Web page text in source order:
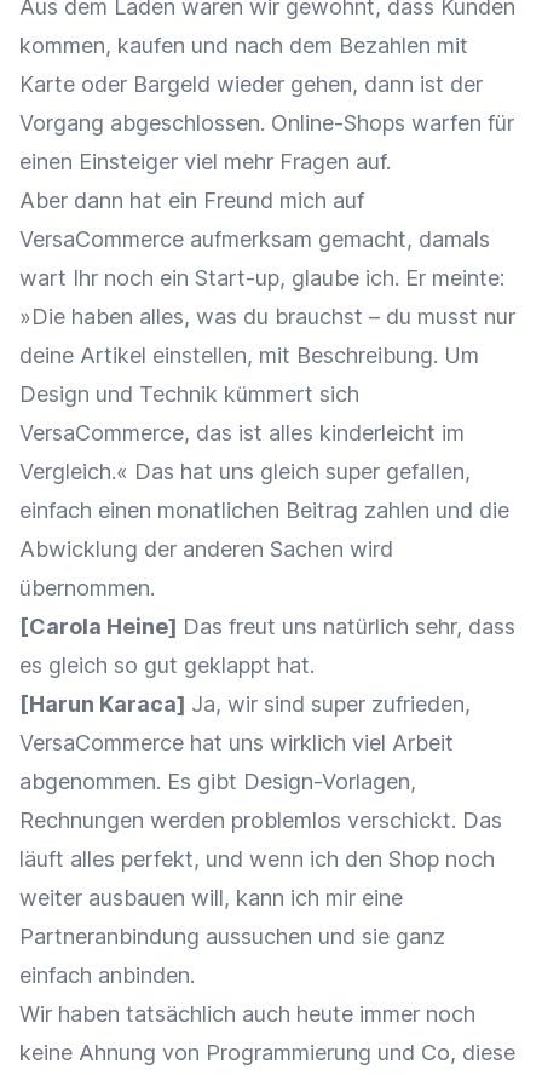
Aus dem Laden waren wir gewohnt, dass Kunden
kommen, kaufen und nach dem Bezahlen mit
Karte oder Bargeld wieder gehen, dann ist der
Vorgang abgeschlossen. Online-Shops warfen für
einen Einsteiger viel mehr Fragen auf.
Aber dann hat ein Freund mich auf
VersaCommerce aufmerksam gemacht, damals
wart Ihr noch ein Start-up, glaube ich. Er meinte:
»Die haben alles, was du brauchst – du musst nur
deine Artikel einstellen, mit Beschreibung. Um
Design und Technik kümmert sich
VersaCommerce, das ist alles kinderleicht im
Vergleich.« Das hat uns gleich super gefallen,
einfach einen monatlichen Beitrag zahlen und die
Abwicklung der anderen Sachen wird
übernommen.
[Carola Heine] Das freut uns natürlich sehr, dass
es gleich so gut geklappt hat.
[Harun Karaca] Ja, wir sind super zufrieden,
VersaCommerce hat uns wirklich viel Arbeit
abgenommen. Es gibt Design-Vorlagen,
Rechnungen werden problemlos verschickt. Das
läuft alles perfekt, und wenn ich den Shop noch
weiter ausbauen will, kann ich mir eine
Partneranbindung aussuchen und sie ganz
einfach anbinden.
Wir haben tatsächlich auch heute immer noch
keine Ahnung von Programmierung und Co, diese